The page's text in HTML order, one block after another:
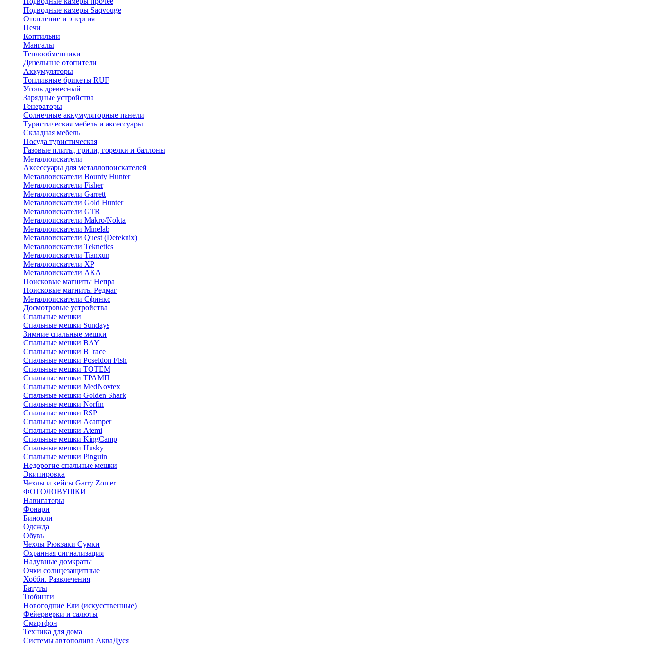
Подводные камеры Saqvouge
Отопление и энергия
Печи
Коптильни
Мангалы
Теплообменники
Дизельные отопители
Аккумуляторы
Топливные брикеты RUF
Уголь древесный
Зарядные устройства
Генераторы
Солнечные аккумуляторные панели
Туристическая мебель и аксессуары
Складная мебель
Посуда туристическая
Газовые плиты, грили, горелки и баллоны
Металлоискатели
Аксессуары для металлопоискателей
Металлоискатели Bounty Hunter
Металлоискатели Fisher
Металлоискатели Garrett
Металлоискатели Gold Hunter
Металлоискатели GTR
Металлоискатели Makro/Nokta
Металлоискатели Minelab
Металлоискатели Quest (Deteknix)
Металлоискатели Teknetics
Металлоискатели Tianxun
Металлоискатели XP
Металлоискатели АКА
Поисковые магниты Непра
Поисковые магниты Редмаг
Металлоискатели Сфинкс
Досмотровые устройства
Спальные мешки
Спальные мешки Sundays
Зимние спальные мешки
Спальные мешки BAY
Спальные мешки BTrace
Спальные мешки Poseidon Fish
Спальные мешки ТОТЕМ
Спальные мешки ТРАМП
Cпальные мешки MedNovtex
Спальные мешки Golden Shark
Спальные мешки Norfin
Спальные мешки RSP
Спальные мешки Acamper
Спальные мешки Atemi
Спальные мешки KingCamp
Спальные мешки Husky
Спальные мешки Pinguin
Недорогие спальные мешки
Экипировка
Чехлы и кейсы Garry Zonter
ФОТОЛОВУШКИ
Навигаторы
Фонари
Бинокли
Одежда
Обувь
Чехлы Рюкзаки Сумки
Охранная сигнализация
Надувные домкраты
Очки солнцезащитные
Хобби. Развлечения
Батуты
Тюбинги
Новогодние Ели (искусственные)
Фейерверки и салюты
Смартфон
Техника для дома
Системы автополива АкваДуся